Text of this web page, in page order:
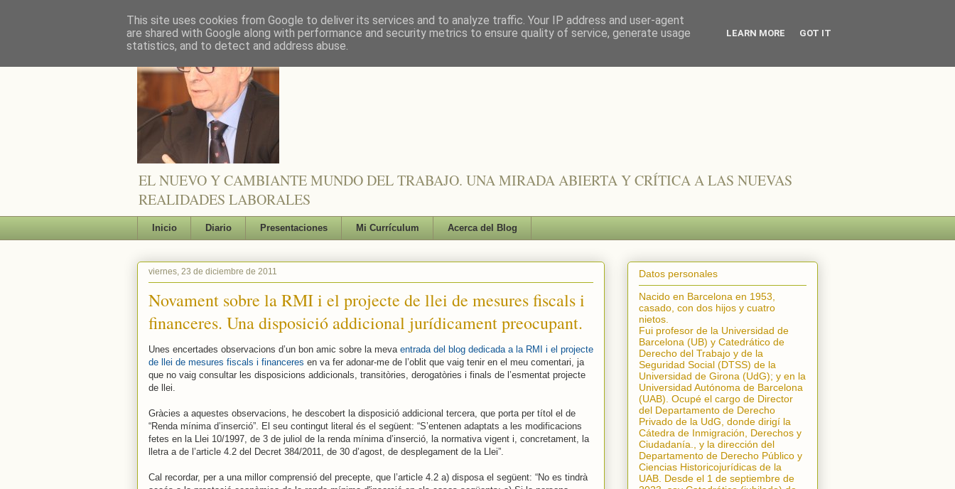
EL NUEVO Y CAMBIANTE MUNDO DEL TRABAJO. UNA MIRADA ABIERTA Y CRÍTICA A LAS NUEVAS
REALIDADES LABORALES
Inicio Diario Presentaciones Mi Currículum Acerca del Blog
viernes, 23 de diciembre de 2011
Novament sobre la RMI i el projecte de llei de mesures fiscals i
financeres. Una disposició addicional jurídicament preocupant.
Unes encertades observacions d’un bon amic sobre la meva entrada del blog dedicada a la RMI i el projecte
de llei de mesures fiscals i financeres en va fer adonar-me de l’oblit que vaig tenir en el meu comentari, ja
que no vaig consultar les disposicions addicionals, transitòries, derogatòries i finals de l’esmentat projecte
de llei.
Gràcies a aquestes observacions, he descobert la disposició addicional tercera, que porta per títol el de
“Renda mínima d’inserció”. El seu contingut literal és el següent: “S’entenen adaptats a les modificacions
fetes en la Llei 10/1997, de 3 de juliol de la renda mínima d’inserció, la normativa vigent i, concretament, la
lletra a de l’article 4.2 del Decret 384/2011, de 30 d’agost, de desplegament de la Llei”.
Cal recordar, per a una millor comprensió del precepte, que l’article 4.2 a) disposa el següent: “No es tindrà
Datos personales
Nacido en Barcelona en 1953,
casado, con dos hijos y cuatro
nietos.
Fui profesor de la Universidad de
Barcelona (UB) y Catedrático de
Derecho del Trabajo y de la
Seguridad Social (DTSS) de la
Universidad de Girona (UdG); y en la
Universidad Autónoma de Barcelona
(UAB). Ocupé el cargo de Director
del Departamento de Derecho
Privado de la UdG, donde dirigí la
Cátedra de Inmigración, Derechos y
Ciudadanía.
, y la dirección del
Departamento de Derecho Público y
Ciencias Historicojurídicas de la
UAB. Desde el 1 de septiembre de
This site uses cookies from Google to deliver its services and to analyze traffic. Your IP address and user-agent
are shared with Google along with performance and security metrics to ensure quality of service, generate usage
statistics, and to detect and address abuse.
LEARN MORE GOT IT